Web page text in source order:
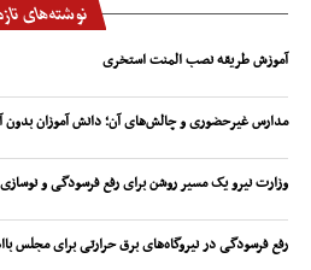
نوشته‌های
آموزش طریقه نصب المنت استخری
مدارس غیرحضوری و چالش‌های آن؛ دانش آموزان
وزارت نیرو یک مسیر روشن برای رفع فرسودگی و نوسازی
رفع فرسودگی در نیروگاه‌های برق حرارتی برای مجلس